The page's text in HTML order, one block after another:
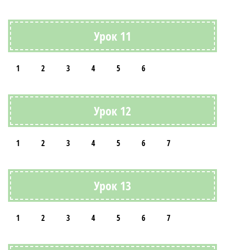
Урок 11
1 2 3 4 5 6
Урок 12
1 2 3 4 5 6 7
Урок 13
1 2 3 4 5 6 7